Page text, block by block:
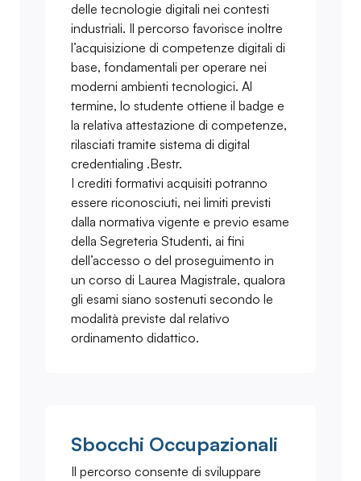
delle tecnologie digitali nei contesti
industriali. Il percorso favorisce inoltre
l’acquisizione di competenze digitali di
base, fondamentali per operare nei
moderni ambienti tecnologici. Al
termine, lo studente ottiene il badge e
la relativa attestazione di competenze,
rilasciati tramite sistema di digital
credentialing .Bestr.
I crediti formativi acquisiti potranno
essere riconosciuti, nei limiti previsti
dalla normativa vigente e previo esame
della Segreteria Studenti, ai fini
dell’accesso o del proseguimento in
un corso di Laurea Magistrale, qualora
gli esami siano sostenuti secondo le
modalità previste dal relativo
ordinamento didattico.
Sbocchi Occupazionali
Il percorso consente di sviluppare